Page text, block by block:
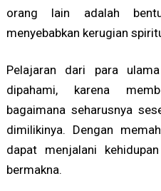
orang lain adalah
menyebabkan kerugian
Pelajaran dari para
dipahami, karena
bagaimana seharusnya
dimilikinya. Dengan
dapat menjalani
bermakna.